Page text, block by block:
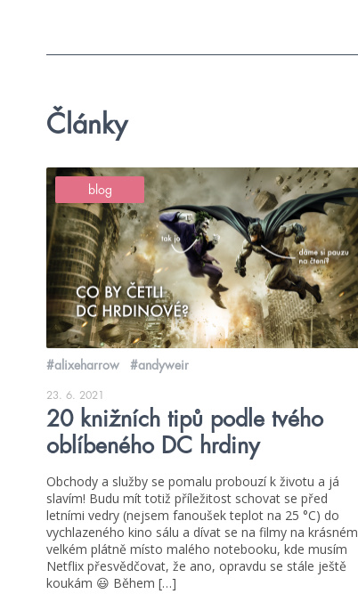
Články
blog
#alixeharrow #andyweir
23. 6. 2021
20 knižních tipů podle tvého
oblíbeného DC hrdiny
Obchody a služby se pomalu probouzí k životu a já
slavím! Budu mít totiž příležitost schovat se před
letními vedry (nejsem fanoušek teplot na 25 °C) do
vychlazeného kino sálu a dívat se na filmy na krásném
velkém plátně místo malého notebooku, kde musím
Netflix přesvědčovat, že ano, opravdu se stále ještě
koukám 😃 Během […]